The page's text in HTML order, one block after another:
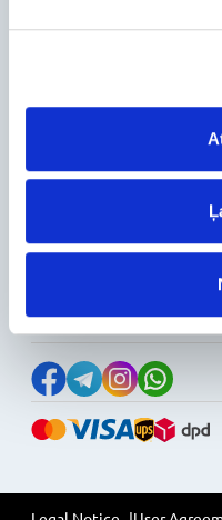
Configuration Catalog
Follow Us on Social Media